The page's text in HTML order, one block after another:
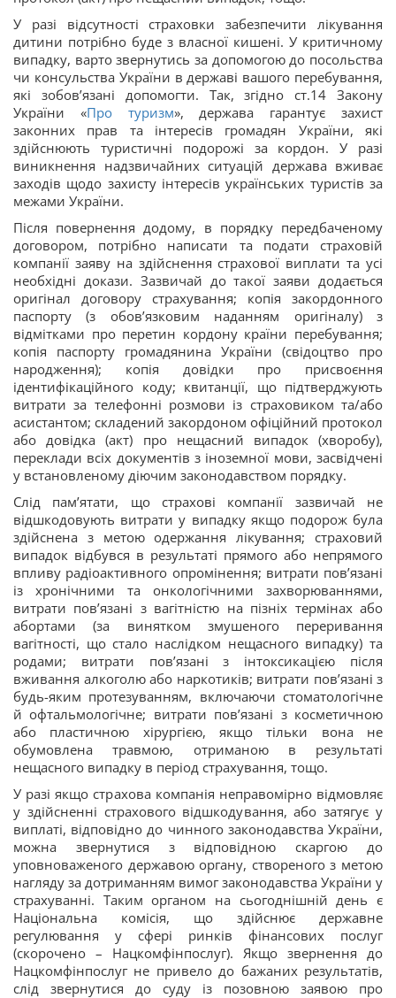
У разі відсутності страховки забезпечити лікування
дитини потрібно буде з власної кишені. У критичному
випадку, варто звернутись за допомогою до посольства
чи консульства України в державі вашого перебування,
які зобов’язані допомогти. Так, згідно ст.14 Закону
України «Про туризм», держава гарантує захист
законних прав та інтересів громадян України, які
здійснюють туристичні подорожі за кордон. У разі
виникнення надзвичайних ситуацій держава вживає
заходів щодо захисту інтересів українських туристів за
межами України.
Після повернення додому, в порядку передбаченому
договором, потрібно написати та подати страховій
компанії заяву на здійснення страхової виплати та усі
необхідні докази. Зазвичай до такої заяви додається
оригінал договору страхування; копія закордонного
паспорту (з обов’язковим наданням оригіналу) з
відмітками про перетин кордону країни перебування;
копія паспорту громадянина України (свідоцтво про
народження); копія довідки про присвоєння
ідентифікаційного коду; квитанції, що підтверджують
витрати за телефонні розмови із cтраховиком та/або
асистантом; складений закордоном офіційний протокол
або довідка (акт) про нещасний випадок (хворобу),
переклади всіх документів з іноземної мови, засвідчені
у встановленому діючим законодавством порядку.
Слід пам’ятати, що страхові компанії зазвичай не
відшкодовують витрати у випадку якщо подорож була
здійснена з метою одержання лікування; страховий
випадок відбувся в результаті прямого або непрямого
впливу радіоактивного опромінення; витрати пов’язані
із хронічними та онкологічними захворюваннями,
витрати пов’язані з вагітністю на пізніх термінах або
абортами (за винятком змушеного переривання
вагітності, що стало наслідком нещасного випадку) та
родами; витрати пов’язані з інтоксикацією після
вживання алкоголю або наркотиків; витрати пов’язані з
будь-яким протезуванням, включаючи стоматологічне
й офтальмологічне; витрати пов’язані з косметичною
або пластичною хірургією, якщо тільки вона не
обумовлена травмою, отриманою в результаті
нещасного випадку в період страхування, тощо.
У разі якщо страхова компанія неправомірно відмовляє
у здійсненні страхового відшкодування, або затягує у
виплаті, відповідно до чинного законодавства України,
можна звернутися з відповідною скаргою до
уповноваженого державою органу, створеного з метою
нагляду за дотриманням вимог законодавства України у
страхуванні. Таким органом на сьогоднішній день є
Національна комісія, що здійснює державне
регулювання у сфері ринків фінансових послуг
(скорочено – Нацкомфінпослуг). Якщо звернення до
Нацкомфінпослуг не привело до бажаних результатів,
слід звернутися до суду із позовною заявою про